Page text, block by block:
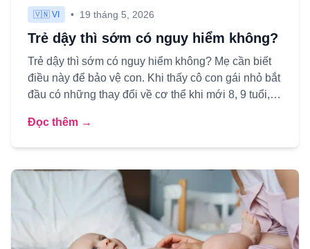
🇻🇳 VI • 19 tháng 5, 2026
Trẻ dậy thì sớm có nguy hiểm không?
Trẻ dậy thì sớm có nguy hiểm không? Mẹ cần biết
điều này để bảo vệ con. Khi thấy cô con gái nhỏ bắt
đầu có những thay đổi về cơ thể khi mới 8, 9 tuổi,
Đọc thêm →